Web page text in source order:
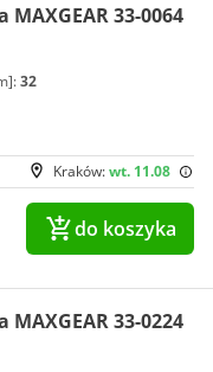
MAXGEAR 33-0064
32
Kraków:wt. 11.08
do koszyka
MAXGEAR 33-0224